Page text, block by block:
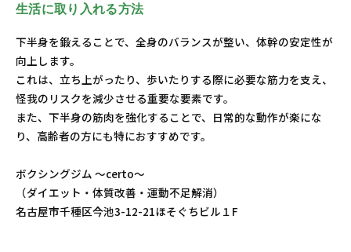
生活に取り入れる方法
下半身を鍛えることで、全身のバランスが整い、体幹の安定性が
向上します。
これは、立ち上がったり、歩いたりする際に必要な筋力を支え、
怪我のリスクを減少させる重要な要素です。
また、下半身の筋肉を強化することで、日常的な動作が楽にな
り、高齢者の方にも特におすすめです。
ボクシングジム 〜certo〜
（ダイエット・体質改善・運動不足解消）
名古屋市千種区今池3-12-21ほそぐちビル１F